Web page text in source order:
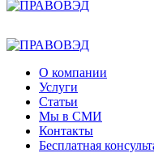
О компании
Услуги
Статьи
Мы в СМИ
Контакты
Бесплатная